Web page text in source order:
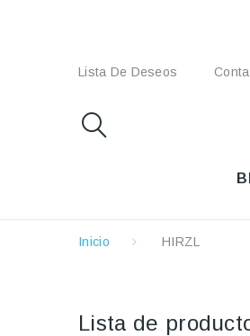
Lista De Deseos
Inicio HIRZL
Lista de